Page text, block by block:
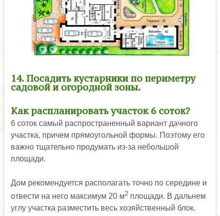
14. Посадить кустарники по периметру
садовой и огородной зоны.
Как распланировать участок 6 соток?
6 соток самый распространенный вариант дачного
участка, причем прямоугольной формы. Поэтому его
важно тщательно продумать из-за небольшой
площади.
Дом рекомендуется располагать точно по середине и
отвести на него максимум 20 м2площади. В дальнем
углу участка разместить весь хозяйственный блок.